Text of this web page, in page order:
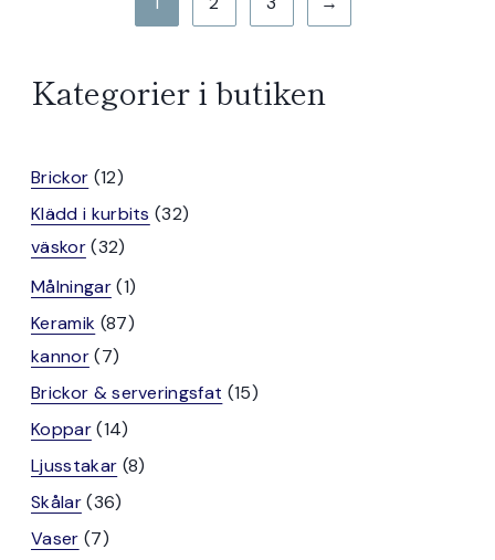
Kategorier i butiken
Brickor 1212
produkter
Klädd i kurbits 3232
väskor 3232
produkter
Målningar 11
produkt
Keramik 8787
kannor 77
produkter
Brickor & serveringsfat 1515
Koppar 1414
produkter
Ljusstakar 88
Skålar 3636
Vaser 77